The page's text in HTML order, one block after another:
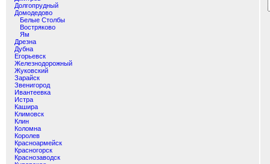
Долгопрудный
Домодедово
Белые Столбы
Востряково
Ям
Дрезна
Дубна
Егорьевск
Железнодорожный
Жуковский
Зарайск
Звенигород
Ивантеевка
Истра
Кашира
Климовск
Клин
Коломна
Королев
Красноармейск
Красногорск
Краснозаводск